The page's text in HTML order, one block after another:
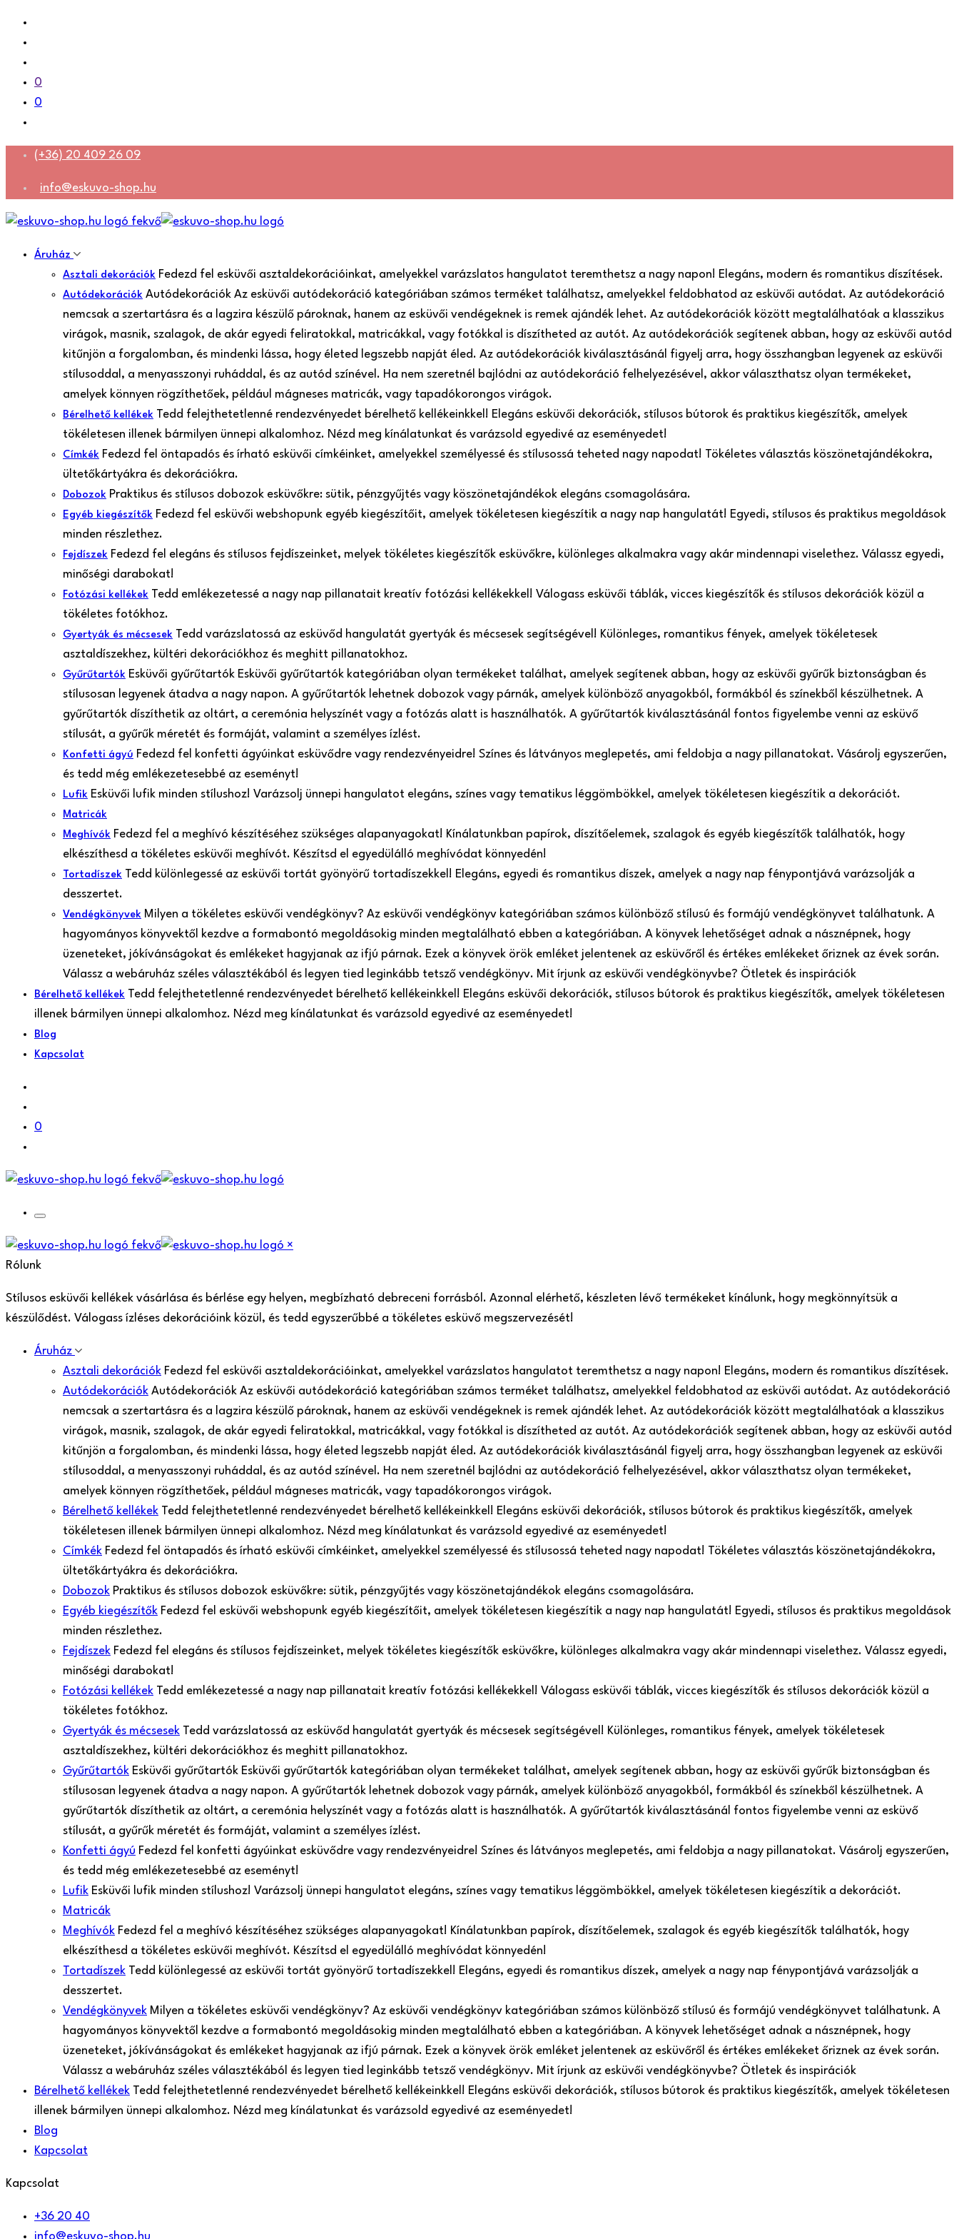
0
0
(+36) 20 409 26 09
info@eskuvo-shop.hu
Áruház
Asztali dekorációk Fedezd fel esküvői asztaldekorációinkat, amelyekkel varázslatos hangulatot teremthetsz a nagy napon! Elegáns, modern és romantikus díszítések.
Autódekorációk Autódekorációk Az esküvői autódekoráció kategóriában számos terméket találhatsz, amelyekkel feldobhatod az esküvői autódat. Az autódekoráció
nemcsak a szertartásra és a lagzira készülő pároknak, hanem az esküvői vendégeknek is remek ajándék lehet. Az autódekorációk között megtalálhatóak a klasszikus
virágok, masnik, szalagok, de akár egyedi feliratokkal, matricákkal, vagy fotókkal is díszítheted az autót. Az autódekorációk segítenek abban, hogy az esküvői autód
kitűnjön a forgalomban, és mindenki lássa, hogy életed legszebb napját éled. Az autódekorációk kiválasztásánál figyelj arra, hogy összhangban legyenek az esküvői
stílusoddal, a menyasszonyi ruháddal, és az autód színével. Ha nem szeretnél bajlódni az autódekoráció felhelyezésével, akkor választhatsz olyan termékeket,
amelyek könnyen rögzíthetőek, például mágneses matricák, vagy tapadókorongos virágok.
Bérelhető kellékek Tedd felejthetetlenné rendezvényedet bérelhető kellékeinkkel! Elegáns esküvői dekorációk, stílusos bútorok és praktikus kiegészítők, amelyek
tökéletesen illenek bármilyen ünnepi alkalomhoz. Nézd meg kínálatunkat és varázsold egyedivé az eseményedet!
Címkék Fedezd fel öntapadós és írható esküvői címkéinket, amelyekkel személyessé és stílusossá teheted nagy napodat! Tökéletes választás köszönetajándékokra,
ültetőkártyákra és dekorációkra.
Dobozok Praktikus és stílusos dobozok esküvőkre: sütik, pénzgyűjtés vagy köszönetajándékok elegáns csomagolására.
Egyéb kiegészítők Fedezd fel esküvői webshopunk egyéb kiegészítőit, amelyek tökéletesen kiegészítik a nagy nap hangulatát! Egyedi, stílusos és praktikus megoldások
minden részlethez.
Fejdíszek Fedezd fel elegáns és stílusos fejdíszeinket, melyek tökéletes kiegészítők esküvőkre, különleges alkalmakra vagy akár mindennapi viselethez. Válassz egyedi,
minőségi darabokat!
Fotózási kellékek Tedd emlékezetessé a nagy nap pillanatait kreatív fotózási kellékekkel! Válogass esküvői táblák, vicces kiegészítők és stílusos dekorációk közül a
tökéletes fotókhoz.
Gyertyák és mécsesek Tedd varázslatossá az esküvőd hangulatát gyertyák és mécsesek segítségével! Különleges, romantikus fények, amelyek tökéletesek
asztaldíszekhez, kültéri dekorációkhoz és meghitt pillanatokhoz.
Gyűrűtartók Esküvői gyűrűtartók Esküvői gyűrűtartók kategóriában olyan termékeket találhat, amelyek segítenek abban, hogy az esküvői gyűrűk biztonságban és
stílusosan legyenek átadva a nagy napon. A gyűrűtartók lehetnek dobozok vagy párnák, amelyek különböző anyagokból, formákból és színekből készülhetnek. A
gyűrűtartók díszíthetik az oltárt, a ceremónia helyszínét vagy a fotózás alatt is használhatók. A gyűrűtartók kiválasztásánál fontos figyelembe venni az esküvő
stílusát, a gyűrűk méretét és formáját, valamint a személyes ízlést.
Konfetti ágyú Fedezd fel konfetti ágyúinkat esküvődre vagy rendezvényeidre! Színes és látványos meglepetés, ami feldobja a nagy pillanatokat. Vásárolj egyszerűen,
és tedd még emlékezetesebbé az eseményt!
Lufik Esküvői lufik minden stílushoz! Varázsolj ünnepi hangulatot elegáns, színes vagy tematikus léggömbökkel, amelyek tökéletesen kiegészítik a dekorációt.
Matricák
Meghívók Fedezd fel a meghívó készítéséhez szükséges alapanyagokat! Kínálatunkban papírok, díszítőelemek, szalagok és egyéb kiegészítők találhatók, hogy
elkészíthesd a tökéletes esküvői meghívót. Készítsd el egyedülálló meghívódat könnyedén!
Tortadíszek Tedd különlegessé az esküvői tortát gyönyörű tortadíszekkel! Elegáns, egyedi és romantikus díszek, amelyek a nagy nap fénypontjává varázsolják a
desszertet.
Vendégkönyvek Milyen a tökéletes esküvői vendégkönyv? Az esküvői vendégkönyv kategóriában számos különböző stílusú és formájú vendégkönyvet találhatunk. A
hagyományos könyvektől kezdve a formabontó megoldásokig minden megtalálható ebben a kategóriában. A könyvek lehetőséget adnak a násznépnek, hogy
üzeneteket, jókívánságokat és emlékeket hagyjanak az ifjú párnak. Ezek a könyvek örök emléket jelentenek az esküvőről és értékes emlékeket őriznek az évek során.
Válassz a webáruház széles választékából és legyen tied leginkább tetsző vendégkönyv. Mit írjunk az esküvői vendégkönyvbe? Ötletek és inspirációk
Bérelhető kellékek Tedd felejthetetlenné rendezvényedet bérelhető kellékeinkkel! Elegáns esküvői dekorációk, stílusos bútorok és praktikus kiegészítők, amelyek tökéletesen
illenek bármilyen ünnepi alkalomhoz. Nézd meg kínálatunkat és varázsold egyedivé az eseményedet!
Blog
Kapcsolat
0
×
Rólunk
Stílusos esküvői kellékek vásárlása és bérlése egy helyen, megbízható debreceni forrásból. Azonnal elérhető, készleten lévő termékeket kínálunk, hogy megkönnyítsük a
készülődést. Válogass ízléses dekorációink közül, és tedd egyszerűbbé a tökéletes esküvő megszervezését!
Áruház
Asztali dekorációk Fedezd fel esküvői asztaldekorációinkat, amelyekkel varázslatos hangulatot teremthetsz a nagy napon! Elegáns, modern és romantikus díszítések.
Autódekorációk Autódekorációk Az esküvői autódekoráció kategóriában számos terméket találhatsz, amelyekkel feldobhatod az esküvői autódat. Az autódekoráció
nemcsak a szertartásra és a lagzira készülő pároknak, hanem az esküvői vendégeknek is remek ajándék lehet. Az autódekorációk között megtalálhatóak a klasszikus
virágok, masnik, szalagok, de akár egyedi feliratokkal, matricákkal, vagy fotókkal is díszítheted az autót. Az autódekorációk segítenek abban, hogy az esküvői autód
kitűnjön a forgalomban, és mindenki lássa, hogy életed legszebb napját éled. Az autódekorációk kiválasztásánál figyelj arra, hogy összhangban legyenek az esküvői
stílusoddal, a menyasszonyi ruháddal, és az autód színével. Ha nem szeretnél bajlódni az autódekoráció felhelyezésével, akkor választhatsz olyan termékeket,
amelyek könnyen rögzíthetőek, például mágneses matricák, vagy tapadókorongos virágok.
Bérelhető kellékek Tedd felejthetetlenné rendezvényedet bérelhető kellékeinkkel! Elegáns esküvői dekorációk, stílusos bútorok és praktikus kiegészítők, amelyek
tökéletesen illenek bármilyen ünnepi alkalomhoz. Nézd meg kínálatunkat és varázsold egyedivé az eseményedet!
Címkék Fedezd fel öntapadós és írható esküvői címkéinket, amelyekkel személyessé és stílusossá teheted nagy napodat! Tökéletes választás köszönetajándékokra,
ültetőkártyákra és dekorációkra.
Dobozok Praktikus és stílusos dobozok esküvőkre: sütik, pénzgyűjtés vagy köszönetajándékok elegáns csomagolására.
Egyéb kiegészítők Fedezd fel esküvői webshopunk egyéb kiegészítőit, amelyek tökéletesen kiegészítik a nagy nap hangulatát! Egyedi, stílusos és praktikus megoldások
minden részlethez.
Fejdíszek Fedezd fel elegáns és stílusos fejdíszeinket, melyek tökéletes kiegészítők esküvőkre, különleges alkalmakra vagy akár mindennapi viselethez. Válassz egyedi,
minőségi darabokat!
Fotózási kellékek Tedd emlékezetessé a nagy nap pillanatait kreatív fotózási kellékekkel! Válogass esküvői táblák, vicces kiegészítők és stílusos dekorációk közül a
tökéletes fotókhoz.
Gyertyák és mécsesek Tedd varázslatossá az esküvőd hangulatát gyertyák és mécsesek segítségével! Különleges, romantikus fények, amelyek tökéletesek
asztaldíszekhez, kültéri dekorációkhoz és meghitt pillanatokhoz.
Gyűrűtartók Esküvői gyűrűtartók Esküvői gyűrűtartók kategóriában olyan termékeket találhat, amelyek segítenek abban, hogy az esküvői gyűrűk biztonságban és
stílusosan legyenek átadva a nagy napon. A gyűrűtartók lehetnek dobozok vagy párnák, amelyek különböző anyagokból, formákból és színekből készülhetnek. A
gyűrűtartók díszíthetik az oltárt, a ceremónia helyszínét vagy a fotózás alatt is használhatók. A gyűrűtartók kiválasztásánál fontos figyelembe venni az esküvő
stílusát, a gyűrűk méretét és formáját, valamint a személyes ízlést.
Konfetti ágyú Fedezd fel konfetti ágyúinkat esküvődre vagy rendezvényeidre! Színes és látványos meglepetés, ami feldobja a nagy pillanatokat. Vásárolj egyszerűen,
és tedd még emlékezetesebbé az eseményt!
Lufik Esküvői lufik minden stílushoz! Varázsolj ünnepi hangulatot elegáns, színes vagy tematikus léggömbökkel, amelyek tökéletesen kiegészítik a dekorációt.
Matricák
Meghívók Fedezd fel a meghívó készítéséhez szükséges alapanyagokat! Kínálatunkban papírok, díszítőelemek, szalagok és egyéb kiegészítők találhatók, hogy
elkészíthesd a tökéletes esküvői meghívót. Készítsd el egyedülálló meghívódat könnyedén!
Tortadíszek Tedd különlegessé az esküvői tortát gyönyörű tortadíszekkel! Elegáns, egyedi és romantikus díszek, amelyek a nagy nap fénypontjává varázsolják a
desszertet.
Vendégkönyvek Milyen a tökéletes esküvői vendégkönyv? Az esküvői vendégkönyv kategóriában számos különböző stílusú és formájú vendégkönyvet találhatunk. A
hagyományos könyvektől kezdve a formabontó megoldásokig minden megtalálható ebben a kategóriában. A könyvek lehetőséget adnak a násznépnek, hogy
üzeneteket, jókívánságokat és emlékeket hagyjanak az ifjú párnak. Ezek a könyvek örök emléket jelentenek az esküvőről és értékes emlékeket őriznek az évek során.
Válassz a webáruház széles választékából és legyen tied leginkább tetsző vendégkönyv. Mit írjunk az esküvői vendégkönyvbe? Ötletek és inspirációk
Bérelhető kellékek Tedd felejthetetlenné rendezvényedet bérelhető kellékeinkkel! Elegáns esküvői dekorációk, stílusos bútorok és praktikus kiegészítők, amelyek tökéletesen
illenek bármilyen ünnepi alkalomhoz. Nézd meg kínálatunkat és varázsold egyedivé az eseményedet!
Blog
Kapcsolat
Kapcsolat
+36 20 40
info@eskuvo-shop.hu